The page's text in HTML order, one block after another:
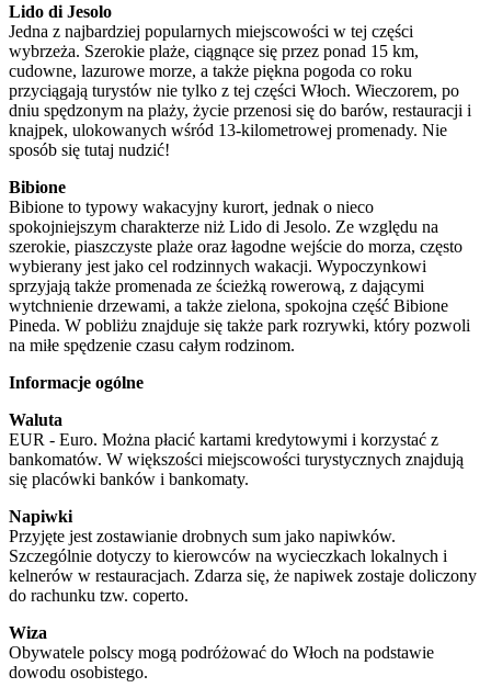
Lido di Jesolo
Jedna z najbardziej popularnych miejscowości w tej części
wybrzeża. Szerokie plaże, ciągnące się przez ponad 15 km,
cudowne, lazurowe morze, a także piękna pogoda co roku
przyciągają turystów nie tylko z tej części Włoch. Wieczorem, po
dniu spędzonym na plaży, życie przenosi się do barów, restauracji i
knajpek, ulokowanych wśród 13-kilometrowej promenady. Nie
sposób się tutaj nudzić!
Bibione
Bibione to typowy wakacyjny kurort, jednak o nieco
spokojniejszym charakterze niż Lido di Jesolo. Ze względu na
szerokie, piaszczyste plaże oraz łagodne wejście do morza, często
wybierany jest jako cel rodzinnych wakacji. Wypoczynkowi
sprzyjają także promenada ze ścieżką rowerową, z dającymi
wytchnienie drzewami, a także zielona, spokojna część Bibione
Pineda. W pobliżu znajduje się także park rozrywki, który pozwoli
na miłe spędzenie czasu całym rodzinom.
Informacje ogólne
Waluta
EUR - Euro. Można płacić kartami kredytowymi i korzystać z
bankomatów. W większości miejscowości turystycznych znajdują
się placówki banków i bankomaty.
Napiwki
Przyjęte jest zostawianie drobnych sum jako napiwków.
Szczególnie dotyczy to kierowców na wycieczkach lokalnych i
kelnerów w restauracjach. Zdarza się, że napiwek zostaje doliczony
do rachunku tzw. coperto.
Wiza
Obywatele polscy mogą podróżować do Włoch na podstawie
dowodu osobistego.